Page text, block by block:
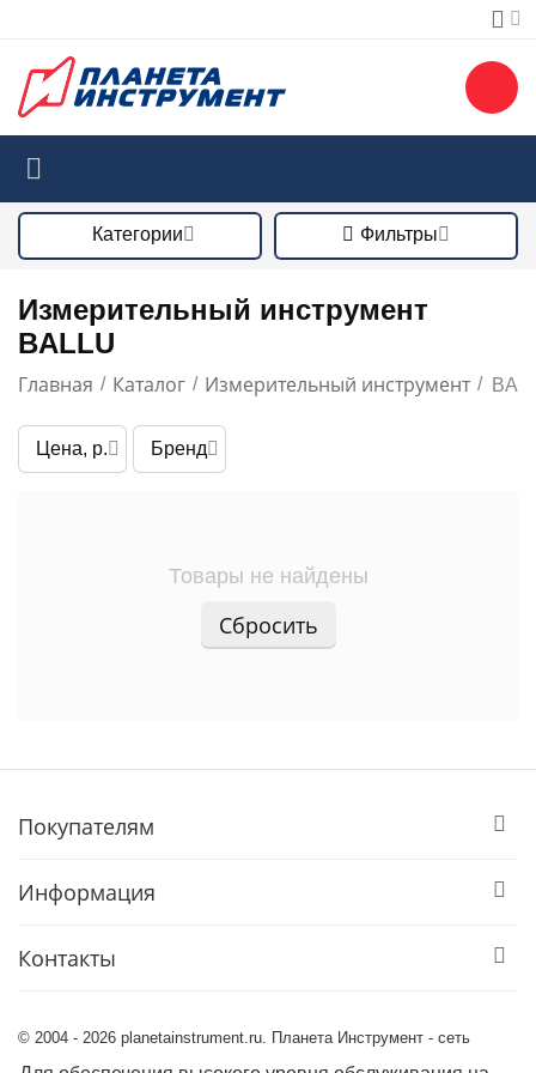
Категории Фильтры
Измерительный инструмент
BALLU
Главная / Каталог / Измерительный инструмент /
Цена, р. Бренд
Товары не найдены
Сбросить
Покупателям
Информация
Контакты
© 2004 - 2026 planetainstrument.ru. Планета Инструмент - сеть